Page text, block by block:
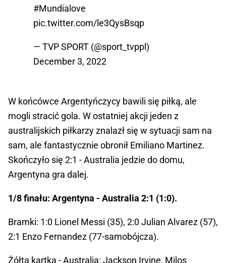
#Mundialove
pic.twitter.com/le3QysBsqp
— TVP SPORT (@sport_tvppl)
December 3, 2022
W końcówce Argentyńczycy bawili się piłką, ale
mogli stracić gola. W ostatniej akcji jeden z
australijskich piłkarzy znalazł się w sytuacji sam na
sam, ale fantastycznie obronił Emiliano Martinez.
Skończyło się 2:1 - Australia jedzie do domu,
Argentyna gra dalej.
1/8 finału: Argentyna - Australia 2:1 (1:0).
Bramki: 1:0 Lionel Messi (35), 2:0 Julian Alvarez (57),
2:1 Enzo Fernandez (77-samobójcza).
Żółta kartka - Australia: Jackson Irvine, Milos